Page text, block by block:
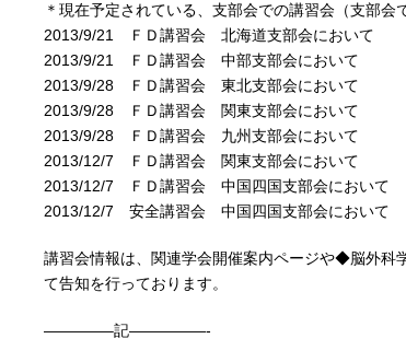
＊現在予定されている、支部会での講習会（支部会
2013/9/21 ＦＤ講習会 北海道支部会において
2013/9/21 ＦＤ講習会 中部支部会において
2013/9/28 ＦＤ講習会 東北支部会において
2013/9/28 ＦＤ講習会 関東支部会において
2013/9/28 ＦＤ講習会 九州支部会において
2013/12/7 ＦＤ講習会 関東支部会において
2013/12/7 ＦＤ講習会 中国四国支部会において
2013/12/7 安全講習会 中国四国支部会において
講習会情報は、関連学会開催案内ページや◆脳外
て告知を行っております。
————–記—————-